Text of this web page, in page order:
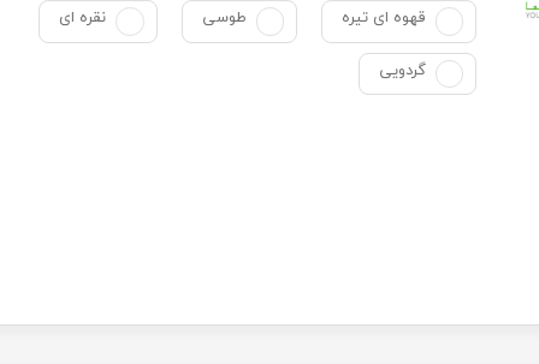
قهوه ای تیره طوسی نقره ای
گردویی